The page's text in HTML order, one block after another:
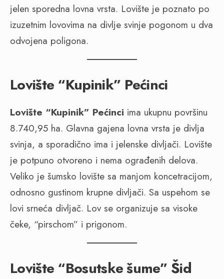
jelen sporedna lovna vrsta. Lovište je poznato po
izuzetnim lovovima na divlje svinje pogonom u dva
odvojena poligona.
Lovište “Kupinik” Pećinci
Lovište “Kupinik” Pećinci ima ukupnu površinu
8.740,95 ha. Glavna gajena lovna vrsta je divlja
svinja, a sporadično ima i jelenske divljači. Lovište
je potpuno otvoreno i nema ograđenih delova.
Veliko je šumsko lovište sa manjom koncetracijom,
odnosno gustinom krupne divljači. Sa uspehom se
lovi srneća divljač. Lov se organizuje sa visoke
čeke, “pirschom” i prigonom.
Lovište “Bosutske šume” Šid